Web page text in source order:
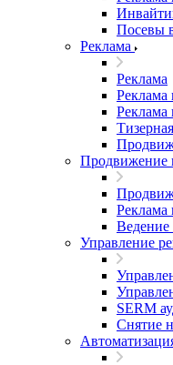
Посевы
Реклама
Реклама
Реклама
Реклама
Продвижение
Реклама
Управление
SERM
Снятие